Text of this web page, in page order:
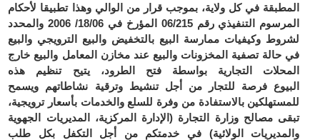
المطبقة في كل ولاية، بموجب قرار من الوالي وهذا تطبيقا لأحكام
المرسوم التنفيذي رقم 06/215 المؤرخ في 18/06/ 2006 والمحدد
لشروط وكيفيات ممارسة البيع بالتخفيض والبيع الترويجي والبيع
في حالة تصفية المخزونات والبيع عند مخازن المعامل والبيع خارج
المحلات التجارية بواسطة فتح الطرود، يتيح تنظيم هذه
البيوع فرصة للتجار من أجل تنشيط وترقية نشاطاتهم ويسمح
للمستهلكين بالاستفادة من وفرة للسلع والخدمات بأسعار ترويجية،
تبقى مصالح وزارة التجارة (الإدارة المركزية، المديريات الجهوية
والمديريات الولائية) في خدمتكم من أجل التكفل بكل طلب